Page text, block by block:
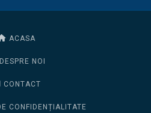
ACASA
DESPRE NOI
CONTACT
CONFIDENȚIALITATE